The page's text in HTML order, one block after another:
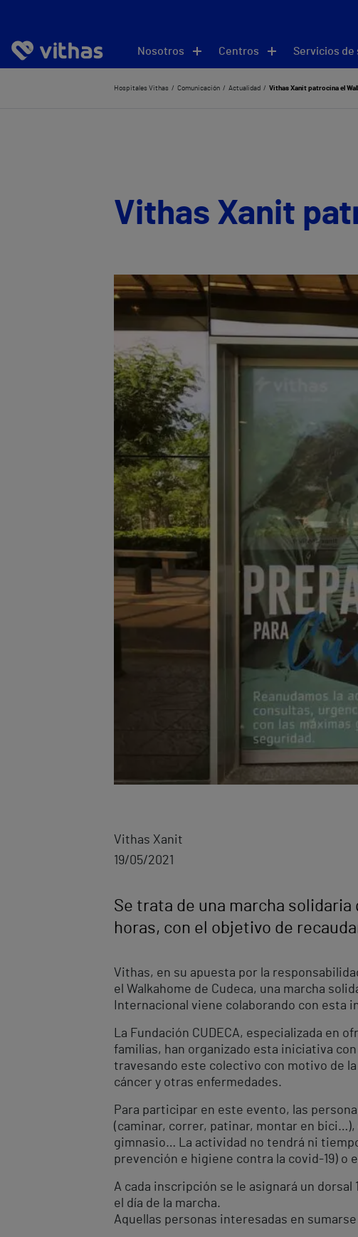
Nosotros Centros Servicios de
Hospitales Vithas Comunicación Actualidad Vithas Xanit patrocina el
Vithas Xanit
Vithas Xanit
19/05/2021
Se trata de una marcha solidaria
horas, con el objetivo de
Vithas, en su apuesta por la
el Walkahome de Cudeca, una marcha
Internacional viene colaborando con esta
La Fundación CUDECA, especializada en
familias, han organizado esta iniciativa
travesando este colectivo con motivo de
cáncer y otras enfermedades.
Para participar en este evento, las
(caminar, correr, patinar, montar en
gimnasio… La actividad no tendrá ni
prevención e higiene contra la covid-19) o
A cada inscripción se le asignará un
el día de la marcha.
Aquellas personas interesadas en